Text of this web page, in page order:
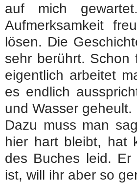
auf mich
Aufmerksamkeit
lösen. Die
sehr berührt. Schon
eigentlich arbeitet
es endlich
und Wasser geheult.
Dazu muss man
hier hart bleibt, hat
des Buches leid.
ist, will ihr aber so